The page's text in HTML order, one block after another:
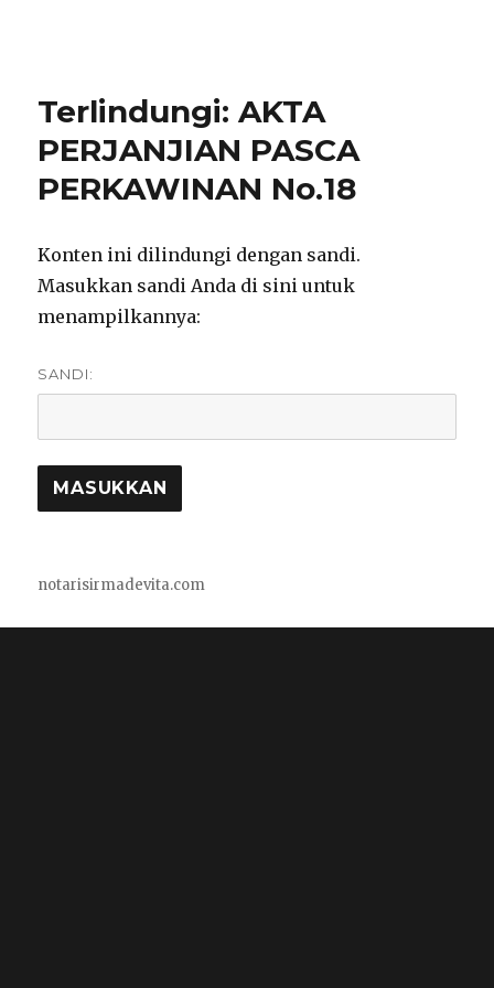
Terlindungi: AKTA
PERJANJIAN PASCA
PERKAWINAN No.18
Konten ini dilindungi dengan sandi.
Masukkan sandi Anda di sini untuk
menampilkannya:
SANDI:
notarisirmadevita.com